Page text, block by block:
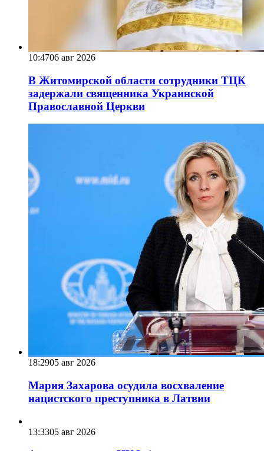
10:4706 авг 2026
В Житомирской области сотрудники ТЦК
задержали священника Украинской
Православной Церкви
18:2905 авг 2026
Мария Захарова осудила восхваление
нацистского преступника в Латвии
13:3305 авг 2026